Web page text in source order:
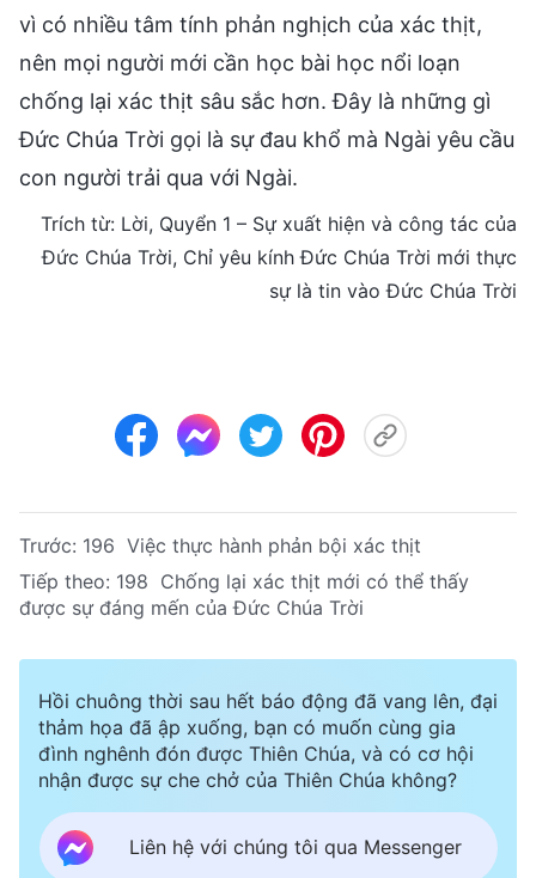
vì có nhiều tâm tính phản nghịch của xác thịt,
nên mọi người mới cần học bài học nổi loạn
chống lại xác thịt sâu sắc hơn. Đây là những gì
Đức Chúa Trời gọi là sự đau khổ mà Ngài yêu cầu
con người trải qua với Ngài.
Trích từ: Lời, Quyển 1 – Sự xuất hiện và công tác của
Đức Chúa Trời, Chỉ yêu kính Đức Chúa Trời mới thực
sự là tin vào Đức Chúa Trời
Trước: 196 Việc thực hành phản bội xác thịt
Tiếp theo: 198 Chống lại xác thịt mới có thể thấy
được sự đáng mến của Đức Chúa Trời
Hồi chuông thời sau hết báo động đã vang lên, đại
thảm họa đã ập xuống, bạn có muốn cùng gia
đình nghênh đón được Thiên Chúa, và có cơ hội
nhận được sự che chở của Thiên Chúa không?
Liên hệ với chúng tôi qua Messenger